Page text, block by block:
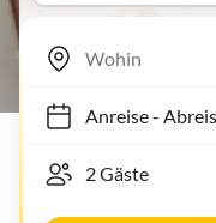
Anreise- Abreise